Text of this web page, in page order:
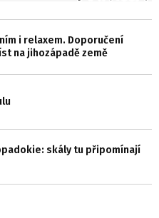
i relaxem. Doporučení
na jihozápadě země
skály tu připomínají